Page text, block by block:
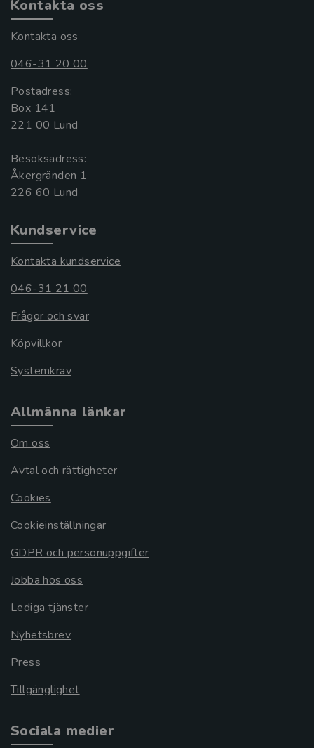
Kontakta oss
Kontakta oss
046-31 20 00
Postadress:
Box 141
221 00 Lund
Besöksadress:
Åkergränden 1
Kundservice
Kontakta kundservice
046-31 21 00
Frågor och svar
Köpvillkor
Systemkrav
Allmänna länkar
Om oss
Avtal och rättigheter
Cookies
Cookieinställningar
GDPR och personuppgifter
Jobba hos oss
Lediga tjänster
Nyhetsbrev
Press
Tillgänglighet
Sociala medier